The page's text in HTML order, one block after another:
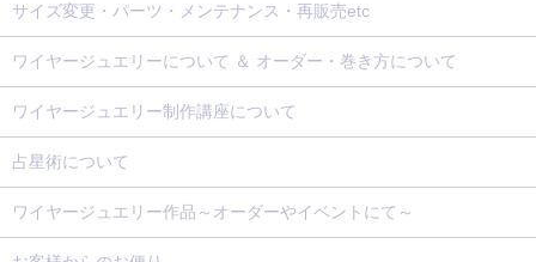
サイズ変更・パーツ・メンテナンス・再販売etc
ワイヤージュエリーについて ＆ オーダー・巻き方について
ワイヤージュエリー制作講座について
占星術について
ワイヤージュエリー作品～オーダーやイベントにて～